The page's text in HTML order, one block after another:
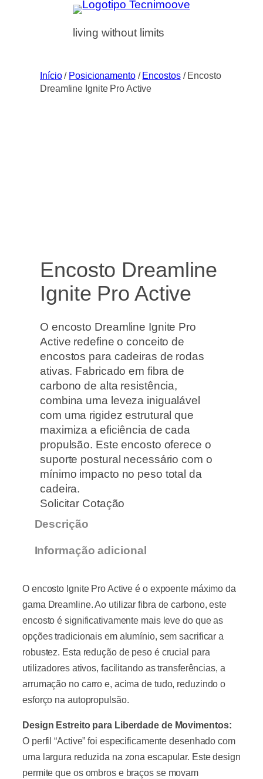
living without limits
Início/ Posicionamento/ Encostos/ Encosto
Dreamline Ignite Pro Active
Encosto Dreamline
Ignite Pro Active
O encosto Dreamline Ignite Pro
Active redefine o conceito de
encostos para cadeiras de rodas
ativas. Fabricado em fibra de
carbono de alta resistência,
combina uma leveza inigualável
com uma rigidez estrutural que
maximiza a eficiência de cada
propulsão. Este encosto oferece o
suporte postural necessário com o
mínimo impacto no peso total da
cadeira.
Solicitar Cotação
Descrição
Informação adicional
O encosto Ignite Pro Active é o expoente máximo da
gama Dreamline. Ao utilizar fibra de carbono, este
encosto é significativamente mais leve do que as
opções tradicionais em alumínio, sem sacrificar a
robustez. Esta redução de peso é crucial para
utilizadores ativos, facilitando as transferências, a
arrumação no carro e, acima de tudo, reduzindo o
esforço na autopropulsão.
Design Estreito para Liberdade de Movimentos:
O perfil “Active” foi especificamente desenhado com
uma largura reduzida na zona escapular. Este design
permite que os ombros e braços se movam